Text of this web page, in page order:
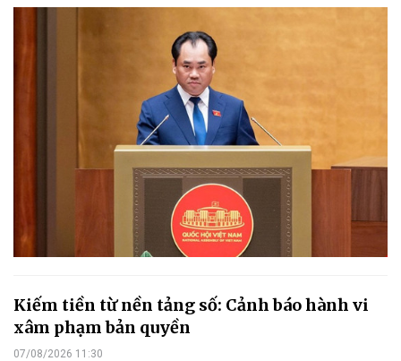
Kiếm tiền từ nền tảng số: Cảnh báo hành vi
xâm phạm bản quyền
07/08/2026 11:30